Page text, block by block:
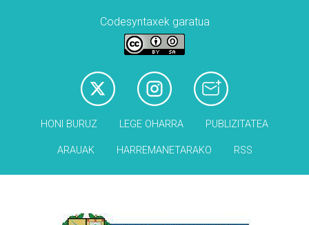
Codesyntaxek garatua
HONI BURUZ LEGE OHARRA PUBLIZITATEA
ARAUAK HARREMANETARAKO RSS